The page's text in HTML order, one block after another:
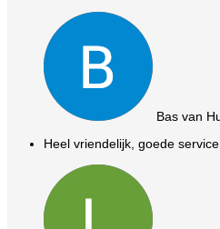
Bas van
Heel vriendelijk, goede